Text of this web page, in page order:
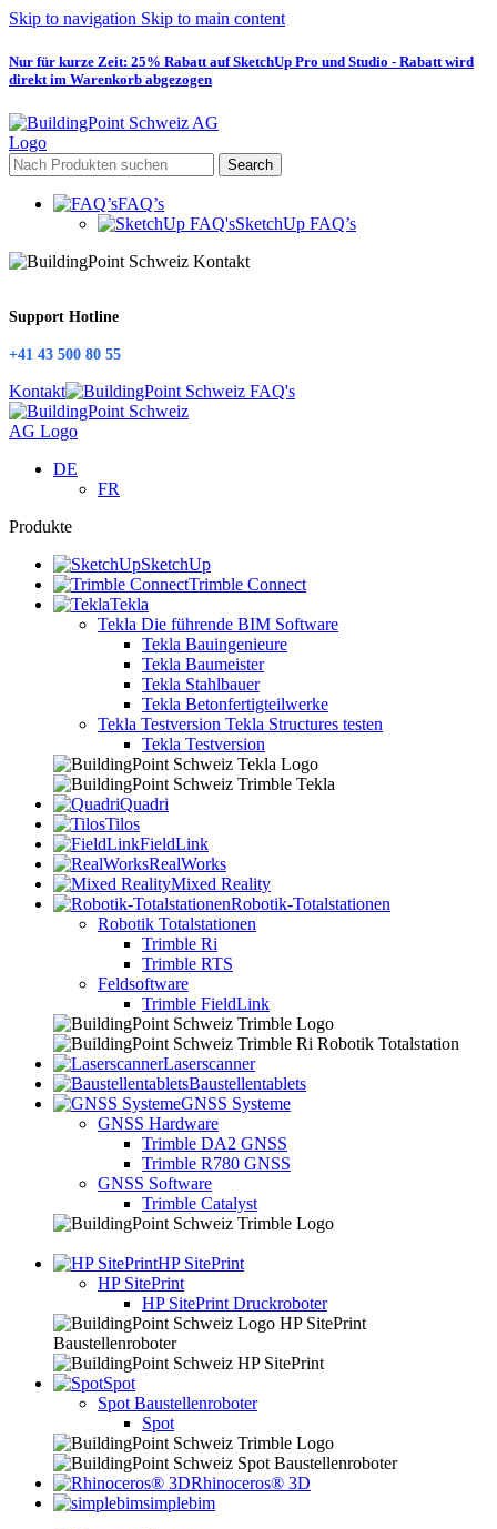
Skip to navigation Skip to main content
Nur für kurze Zeit: 25% Rabatt auf SketchUp Pro und Studio - Rabatt wird
direkt im Warenkorb abgezogen
Search
FAQ’s
SketchUp FAQ’s
Support Hotline
+41 43 500 80 55
Kontakt
DE
FR
Produkte
SketchUp
Trimble Connect
Tekla
Tekla Die führende BIM Software
Tekla Bauingenieure
Tekla Baumeister
Tekla Stahlbauer
Tekla Betonfertigteilwerke
Tekla Testversion Tekla Structures testen
Tekla Testversion
Quadri
Tilos
FieldLink
RealWorks
Mixed Reality
Robotik-Totalstationen
Robotik Totalstationen
Trimble Ri
Trimble RTS
Feldsoftware
Trimble FieldLink
Laserscanner
Baustellentablets
GNSS Systeme
GNSS Hardware
Trimble DA2 GNSS
Trimble R780 GNSS
GNSS Software
Trimble Catalyst
HP SitePrint
HP SitePrint
HP SitePrint Druckroboter
Spot
Spot Baustellenroboter
Spot
Rhinoceros® 3D
simplebim